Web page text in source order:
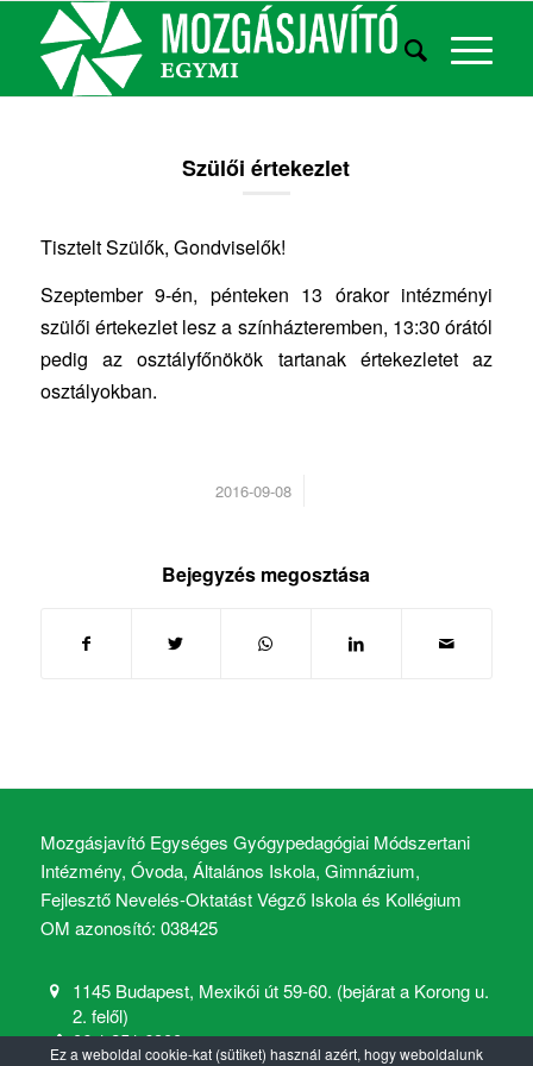
Szülői értekezlet
Tisztelt Szülők, Gondviselők!
Szeptember 9-én, pénteken 13 órakor intézményi
szülői értekezlet lesz a színházteremben, 13:30 órától
pedig az osztályfőnökök tartanak értekezletet az
osztályokban.
2016-09-08
/
Bejegyzés megosztása
Mozgásjavító Egységes Gyógypedagógiai Módszertani
Intézmény, Óvoda, Általános Iskola, Gimnázium,
Fejlesztő Nevelés-Oktatást Végző Iskola és Kollégium
OM azonosító: 038425
1145 Budapest, Mexikói út 59-60. (bejárat a Korong u.
2. felől)
06 1 251 6900
Ez a weboldal cookie-kat (sütiket) használ azért, hogy weboldalunk